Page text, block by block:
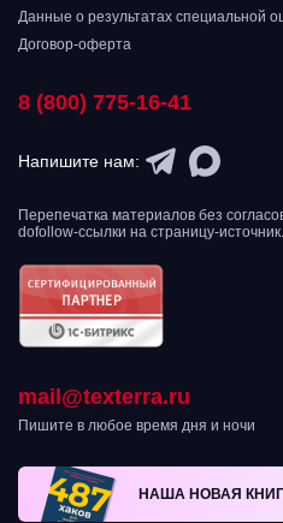
Данные о результатах специальной
Договор-оферта
8 (800) 775-16-41
Напишите нам:
Перепечатка материалов без
dofollow-ссылки на страницу-источник.
mail@texterra.ru
Пишите в любое время дня и ночи
НАША НОВАЯ